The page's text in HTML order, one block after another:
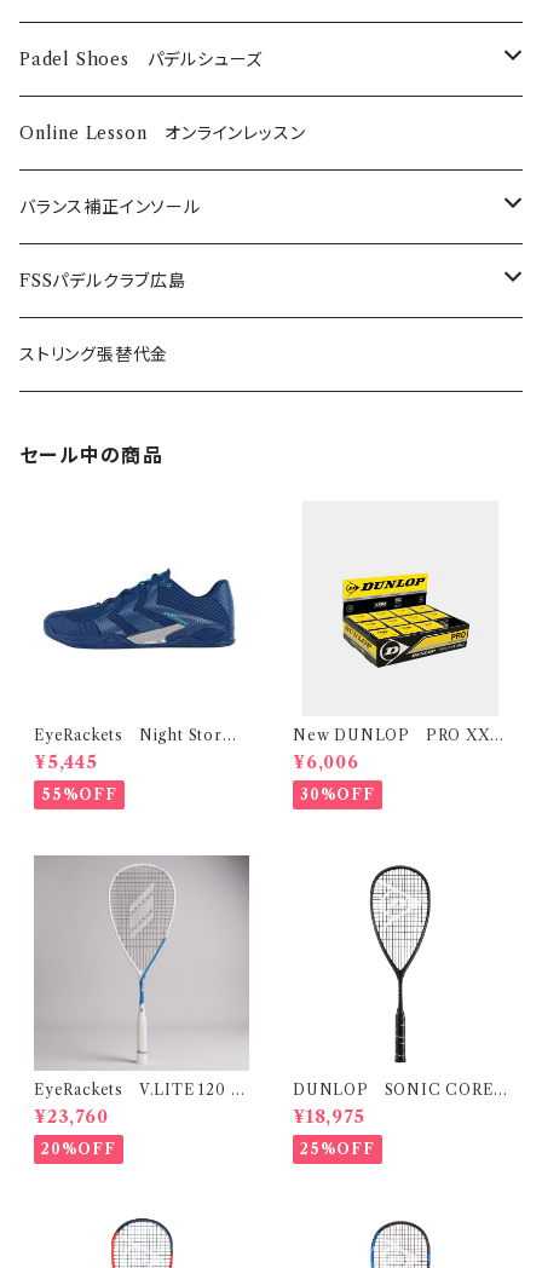
Babolat
DUNLOP
Babolat
Padel Shoes パデルシューズ
Bαbolat
Online Lesson オンラインレッスン
バランス補正インソール
ノンオーダーメイド
SUPER BLITZ
Platform-Sport フルオーダーメイド
FSSパデルクラブ広島
年間利用登録費
ストリング張替代金
セール中の商品
EyeRackets Night Storm
Navy
¥5,445
55%OFF
New DUNLOP PRO XX
プロ XX （1ダース12個入り）
値段変更
¥6,006
30%OFF
EyeRackets V.LITE 120 2
025Model
¥23,760
20%OFF
DUNLOP SONIC CORE
REVELATION 125 ソニックコ
ア レヴェレーション 125(再入
荷）
¥18,975
25%OFF